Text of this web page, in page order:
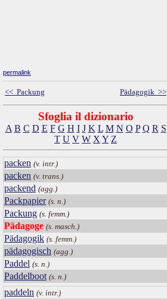
permalink
<< Packung Pädagogik >>
Sfoglia il dizionario
A B C D E F G H I J K L M N O P Q R S
T U V W X Y Z
packen (v. intr.)
packen (v. trans.)
packend (agg.)
Packpapier (s. n.)
Packung (s. femm.)
Pädagoge (s. masch.)
Pädagogik (s. femm.)
pädagogisch (agg.)
Paddel (s. n.)
Paddelboot (s. n.)
paddeln (v. intr.)